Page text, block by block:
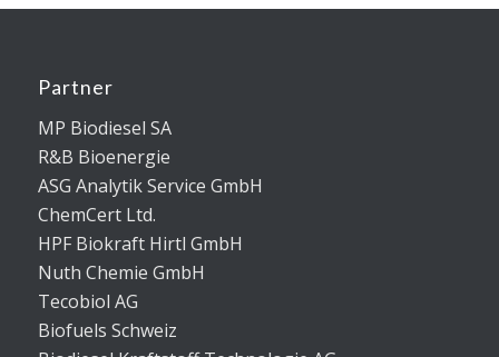
Partner
MP Biodiesel SA
R&B Bioenergie
ASG Analytik Service GmbH
ChemCert Ltd.
HPF Biokraft Hirtl GmbH
Nuth Chemie GmbH
Tecobiol AG
Biofuels Schweiz